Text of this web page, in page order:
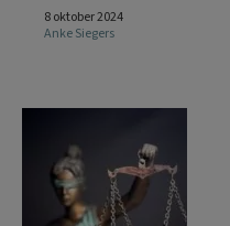
8 oktober 2024
Anke Siegers